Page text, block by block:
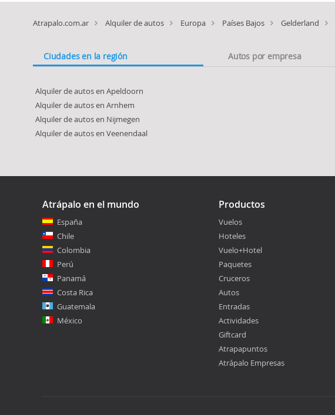
Atrapalo.com.ar Alquiler de autos Europa Países Bajos Gelderland
Ciudades en la región Autos por empresa
Alquiler de autos en Apeldoorn
Alquiler de autos en Arnhem
Alquiler de autos en Nijmegen
Alquiler de autos en Veenendaal
Atrápalo en el mundo
España
Chile
Colombia
Perú
Panamá
Costa Rica
Guatemala
México
Productos
Vuelos
Hoteles
Vuelo+Hotel
Paquetes
Cruceros
Autos
Entradas
Actividades
Giftcard
Atrapapuntos
Atrápalo Empresas